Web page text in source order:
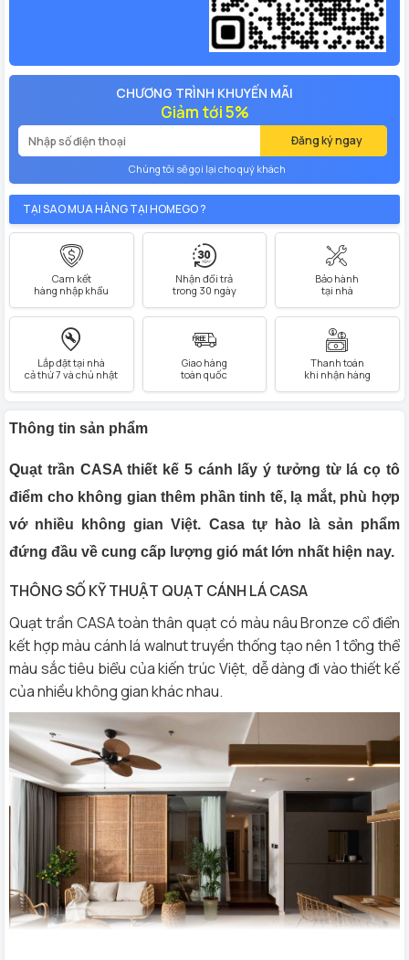
CHƯƠNG TRÌNH KHUYẾN MÃI
Giảm tới 5%
Đăng ký ngay
Chúng tôi sẽ gọi lại cho quý khách
TẠI SAO MUA HÀNG TẠI HOMEGO ?
Cam kết
hàng nhập khẩu
Nhận đổi trả
trong 30 ngày
Bảo hành
tại nhà
Lắp đặt tại nhà
cả thứ 7 và chủ nhật
Giao hàng
toàn quốc
Thanh toán
khi nhận hàng
Thông tin sản phẩm
Quạt trần CASA thiết kế 5 cánh lấy ý tưởng từ lá cọ tô
điểm cho không gian thêm phần tinh tế, lạ mắt, phù hợp
vớ nhiều không gian Việt. Casa tự hào là sản phẩm
đứng đầu về cung cấp lượng gió mát lớn nhất hiện nay.
THÔNG SỐ KỸ THUẬT QUẠT CÁNH LÁ CASA
Quạt trần CASA toàn thân quạt có màu nâu Bronze cổ điển
kết hợp màu cánh lá walnut truyền thống tạo nên 1 tổng thể
màu sắc tiêu biểu của kiến trúc Việt, dễ dàng đi vào thiết kế
của nhiều không gian khác nhau.